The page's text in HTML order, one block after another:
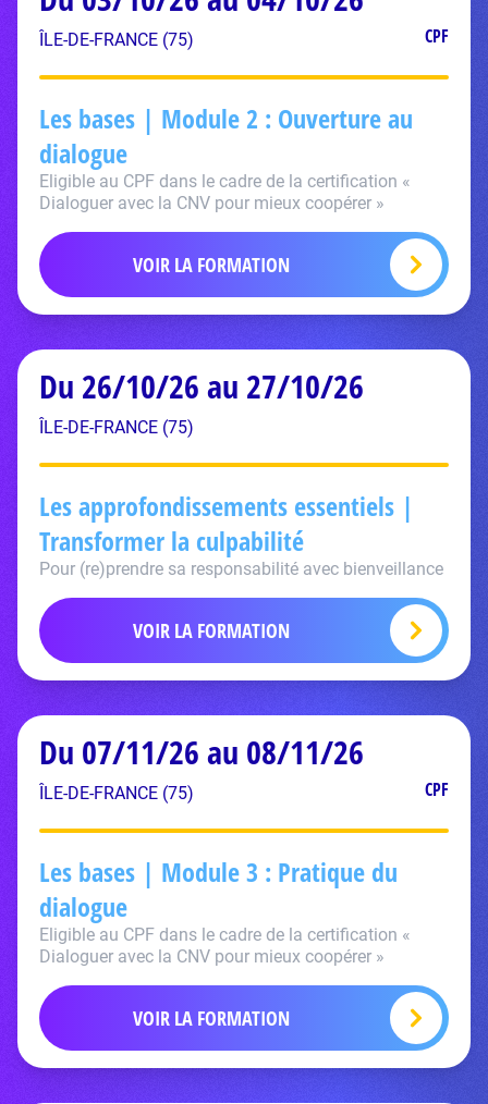
ÎLE-DE-FRANCE (75) CPF
Les bases | Module 2 : Ouverture au
dialogue
Eligible au CPF dans le cadre de la certification «
Dialoguer avec la CNV pour mieux coopérer »
VOIR LA FORMATION
Du 26/10/26 au 27/10/26
ÎLE-DE-FRANCE (75)
Les approfondissements essentiels |
Transformer la culpabilité
Pour (re)prendre sa responsabilité avec bienveillance
VOIR LA FORMATION
Du 07/11/26 au 08/11/26
ÎLE-DE-FRANCE (75) CPF
Les bases | Module 3 : Pratique du
dialogue
Eligible au CPF dans le cadre de la certification «
Dialoguer avec la CNV pour mieux coopérer »
VOIR LA FORMATION